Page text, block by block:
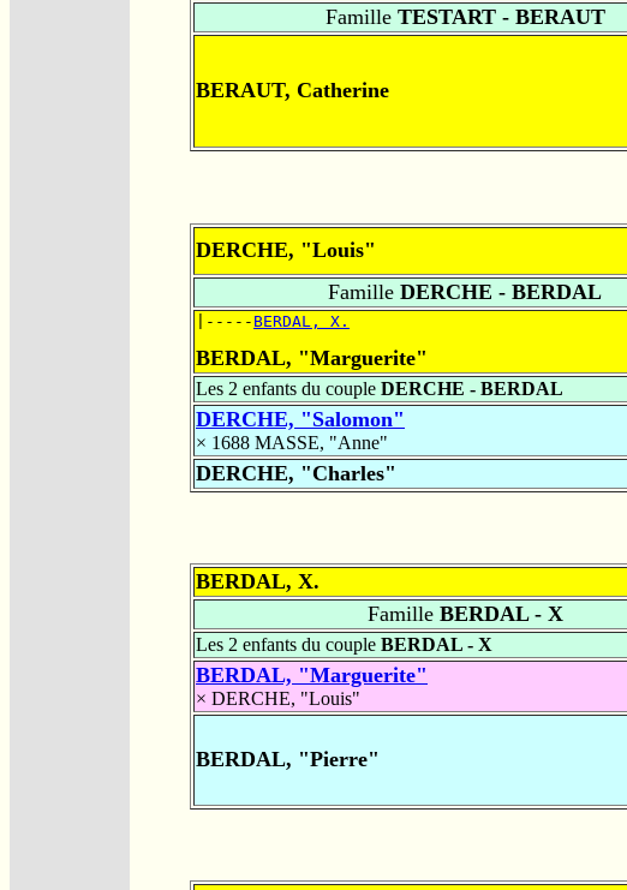
FamilleTESTART - BERAUT
BERAUT, Catherine
DERCHE, "Louis"
Famille DERCHE - BERDAL
|----- BERDAL, X.
BERDAL, "Marguerite"
Les 2 enfants du couple DERCHE - BERDAL
DERCHE, "Salomon"
× 1688 MASSE, "Anne"
DERCHE, "Charles"
BERDAL, X.
FamilleBERDAL - X
Les 2 enfants du couple BERDAL - X
BERDAL, "Marguerite"
× DERCHE, "Louis"
BERDAL, "Pierre"